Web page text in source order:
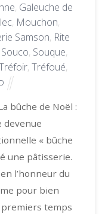
, Galeuche de
, Mouchon,
Samson, Rite
Souco, Souque,
, Tréfoué,
bûche de Noël :
devenue
« bûche
une pâtisserie.
l’honneur du
pour bien
premiers temps